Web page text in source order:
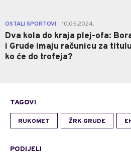
OSTALI SPORTOVI 10.05.2024.
Dva kola do kraja plej-ofa:
i Grude imaju računicu za
ko će do trofeja?
TAGOVI
RUKOMET ŽRK GRUDE
PODIJELI